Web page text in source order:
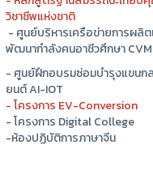
- ศูนย์ปัญญาประดิษฐ์เพื่ออุตสา
วิทยาลัยเทคนิคชลบุรี
- หลักสูตรฐานสมรรถนะเทีย
วิชาชีพแห่งชาติ
- ศูนย์บริหารเครือข่ายการผลิตแ
พัฒนากำลังคนอาชีวศึกษา CVM
- ศูนย์ฝึกอบรมซ่อมบำรุงแขนกล